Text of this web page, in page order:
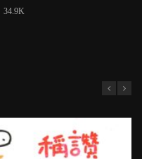
34.9K